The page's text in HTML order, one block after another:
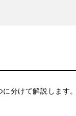
に分けて解説します